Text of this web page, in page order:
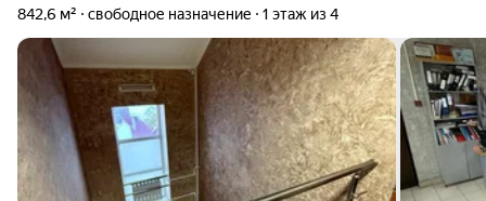
842,6 м² свободное назначение 1 этаж из 4